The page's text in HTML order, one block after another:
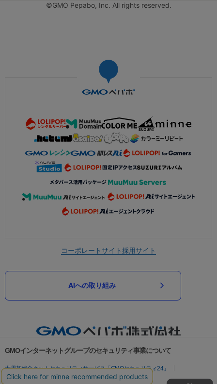
©GMO Pepabo, Inc. All rights reserved.
コーポレートサイト採用サイト
AIへの取り組み
GMOインターネットグループのセキュリティ事業について
世界初総合ネットセキュリティサービス「GMOセキュリティ24」
パスワード漏洩診断
Webサイトリスク診断